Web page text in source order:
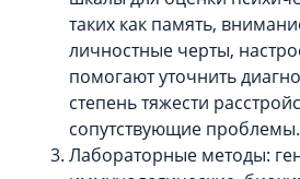
таких как память,
личностные черты,
помогают уточнить
степень тяжести
сопутствующие проблемы.
Лабораторные методы: